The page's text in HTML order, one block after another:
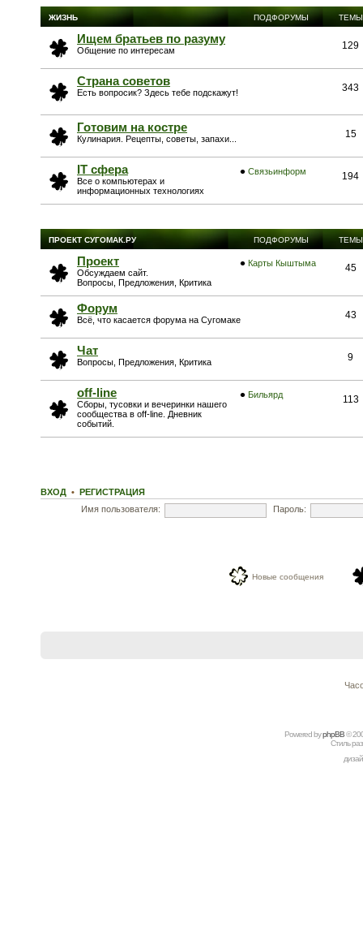
ЖИЗНЬ ПОДФОРУМЫ ТЕМЫ
Ищем братьев по разуму
Общение по интересам 129
Страна советов
Есть вопросик? Здесь тебе подскажут! 343
Готовим на костре
Кулинария. Рецепты, советы, запахи... 15
IT сфера
Все о компьютерах и
информационных технологиях
Связьинформ 194
ПРОЕКТ СУГОМАК.РУ ПОДФОРУМЫ ТЕМЫ
Проект
Обсуждаем сайт.
Вопросы, Предложения, Критика
Карты Кыштыма 45
Форум
Всё, что касается форума на Сугомаке 43
Чат
Вопросы, Предложения, Критика 9
off-line
Сборы, тусовки и вечеринки нашего
сообщества в off-line. Дневник
событий.
Бильярд 113
ВХОД • РЕГИСТРАЦИЯ
Имя пользователя:
Пароль:
Новые сообщения
Powered byрhрBВ©
Стиль